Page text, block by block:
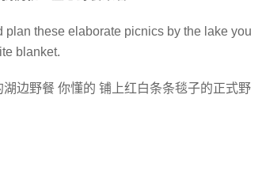
these elaborate picnics by the lake you
blanket.
边野餐 你懂的 铺上红白条条毯子的正式野